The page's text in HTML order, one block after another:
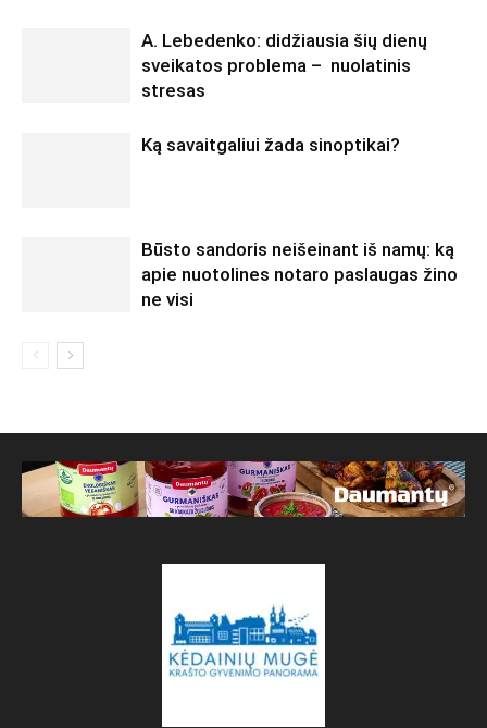
A. Lebedenko: didžiausia šių dienų
sveikatos problema – nuolatinis
stresas
Ką savaitgaliui žada sinoptikai?
Būsto sandoris neišeinant iš namų: ką
apie nuotolines notaro paslaugas žino
ne visi